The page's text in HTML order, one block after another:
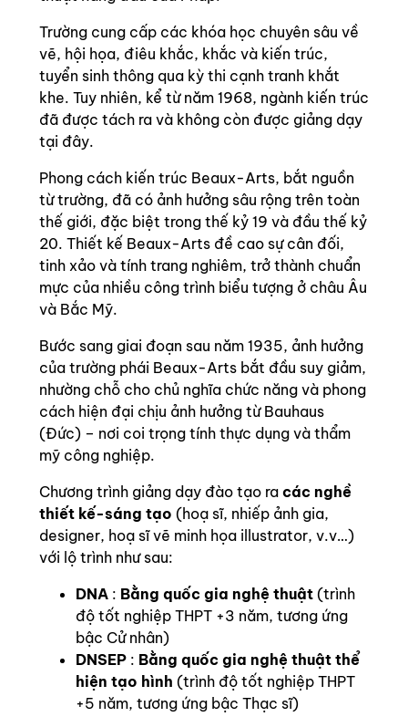
Trường cung cấp các khóa học chuyên sâu về
vẽ, hội họa, điêu khắc, khắc và kiến trúc,
tuyển sinh thông qua kỳ thi cạnh tranh khắt
khe. Tuy nhiên, kể từ năm 1968, ngành kiến trúc
đã được tách ra và không còn được giảng dạy
tại đây.
Phong cách kiến trúc Beaux-Arts, bắt nguồn
từ trường, đã có ảnh hưởng sâu rộng trên toàn
thế giới, đặc biệt trong thế kỷ 19 và đầu thế kỷ
20. Thiết kế Beaux-Arts đề cao sự cân đối,
tinh xảo và tính trang nghiêm, trở thành chuẩn
mực của nhiều công trình biểu tượng ở châu Âu
và Bắc Mỹ.
Bước sang giai đoạn sau năm 1935, ảnh hưởng
của trường phái Beaux-Arts bắt đầu suy giảm,
nhường chỗ cho chủ nghĩa chức năng và phong
cách hiện đại chịu ảnh hưởng từ Bauhaus
(Đức) – nơi coi trọng tính thực dụng và thẩm
mỹ công nghiệp.
Chương trình giảng dạy đào tạo ra các nghề
thiết kế-sáng tạo (hoạ sĩ, nhiếp ảnh gia,
designer, hoạ sĩ vẽ minh họa illustrator, v.v…)
với lộ trình như sau:
DNA : Bằng quốc gia nghệ thuật (trình
độ tốt nghiệp THPT +3 năm, tương ứng
bậc Cử nhân)
DNSEP : Bằng quốc gia nghệ thuật thể
hiện tạo hình (trình độ tốt nghiệp THPT
+5 năm, tương ứng bậc Thạc sĩ)